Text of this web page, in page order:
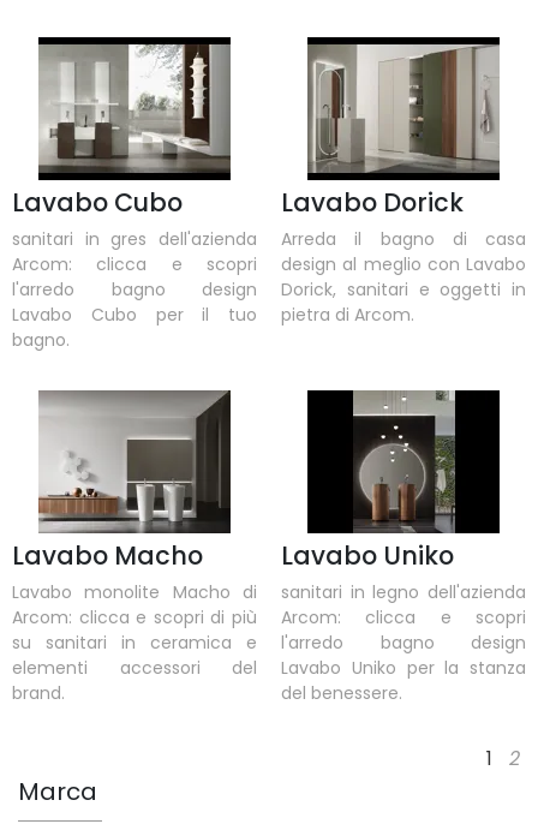
Lavabo Cubo
sanitari in gres dell'azienda
Arcom: clicca e scopri
l'arredo bagno design
Lavabo Cubo per il tuo
bagno.
Lavabo Dorick
Arreda il bagno di casa
design al meglio con Lavabo
Dorick, sanitari e oggetti in
pietra di Arcom.
Lavabo Macho
Lavabo monolite Macho di
Arcom: clicca e scopri di più
su sanitari in ceramica e
elementi accessori del
brand.
Lavabo Uniko
sanitari in legno dell'azienda
Arcom: clicca e scopri
l'arredo bagno design
Lavabo Uniko per la stanza
del benessere.
1 2
Marca